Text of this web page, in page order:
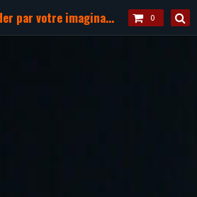
Laissez vous guider par votre imagination ! 0